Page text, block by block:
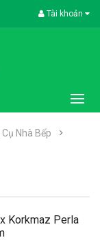
Tài khoản
Cụ Nhà Bếp
Korkmaz Perla